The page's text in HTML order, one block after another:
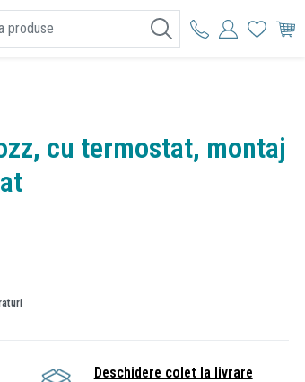
cu termostat, montaj
Deschidere colet la livrare